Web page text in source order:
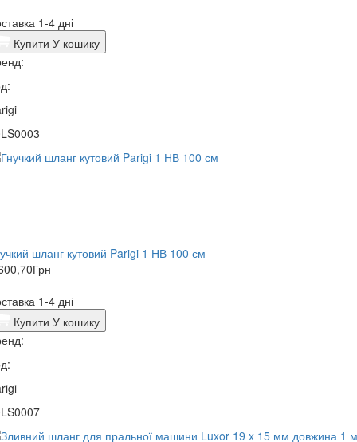
1-4 дні
Купити У кошику
шланг кутовий Parigi 1 НВ 100 см
Грн
1-4 дні
Купити У кошику